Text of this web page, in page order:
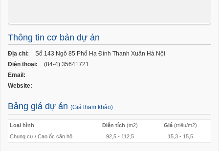
Thông tin cơ bản dự án
Địa chỉ:
Số 143 Ngõ 85 Phố Hạ Đình Thanh Xuân Hà Nội
Điện thoại:
(84-4) 35641721
Email:
Website:
Bảng giá dự án (Giá tham khảo)
Loại hình Diện tích (m2) Giá (triệu/m2)
Chung cư / Cao ốc căn hộ
92,5 - 112,5 15,3 - 15,5